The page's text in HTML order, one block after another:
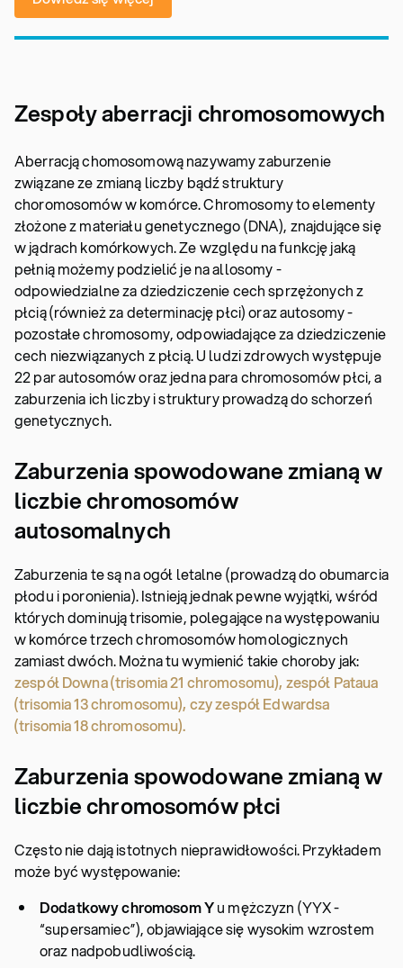
Zespoły aberracji chromosomowych
Aberracją chomosomową nazywamy zaburzenie
związane ze zmianą liczby bądź struktury
choromosomów w komórce. Chromosomy to elementy
złożone z materiału genetycznego (DNA), znajdujące się
w jądrach komórkowych. Ze względu na funkcję jaką
pełnią możemy podzielić je na allosomy -
odpowiedzialne za dziedziczenie cech sprzężonych z
płcią (również za determinację płci) oraz autosomy -
pozostałe chromosomy, odpowiadające za dziedziczenie
cech niezwiązanych z płcią. U ludzi zdrowych występuje
22 par autosomów oraz jedna para chromosomów płci, a
zaburzenia ich liczby i struktury prowadzą do schorzeń
genetycznych.
Zaburzenia spowodowane zmianą w
liczbie chromosomów
autosomalnych
Zaburzenia te są na ogół letalne (prowadzą do obumarcia
płodu i poronienia). Istnieją jednak pewne wyjątki, wśród
których dominują trisomie, polegające na występowaniu
w komórce trzech chromosomów homologicznych
zamiast dwóch. Można tu wymienić takie choroby jak:
zespół Downa (trisomia 21 chromosomu), zespół Pataua
(trisomia 13 chromosomu), czy zespół Edwardsa
(trisomia 18 chromosomu).
Zaburzenia spowodowane zmianą w
liczbie chromosomów płci
Często nie dają istotnych nieprawidłowości. Przykładem
może być występowanie:
Dodatkowy chromosom Yu mężczyzn (YYX -
“supersamiec”), objawiające się wysokim wzrostem
oraz nadpobudliwością.